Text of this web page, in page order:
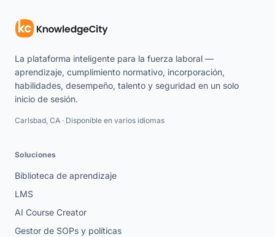
La plataforma inteligente para la fuerza laboral —
aprendizaje, cumplimiento normativo, incorporación,
habilidades, desempeño, talento y seguridad en un solo
inicio de sesión.
Carlsbad, CA · Disponible en varios idiomas
Soluciones
Biblioteca de aprendizaje
LMS
AI Course Creator
Gestor de SOPs y políticas